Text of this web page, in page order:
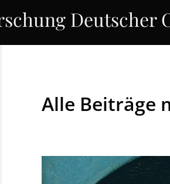
Deutscher
Alle Beiträge